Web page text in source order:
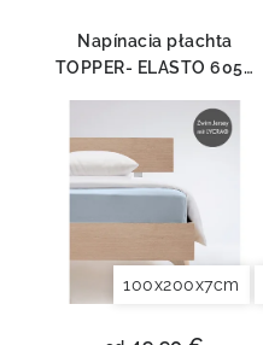
Napínacia płachta
TOPPER- ELASTO 6056
100x200x7cm